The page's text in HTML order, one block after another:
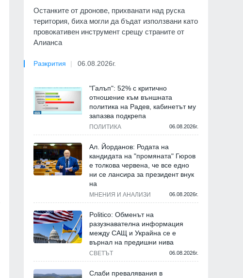
Останките от дронове, прихванати над руска
територия, биха могли да бъдат използвани като
провокативен инструмент срещу страните от
Алианса
Разкрития 06.08.2026г.
"Галъп": 52% с критично
отношение към външната
политика на Радев, кабинетът му
запазва подкрепа
ПОЛИТИКА 06.08.2026г.
Ал. Йорданов: Родата на
кандидата на "промяната" Гюров
е толкова червена, че все едно
ни се лансира за президент внук
на
МНЕНИЯ И АНАЛИЗИ 06.08.2026г.
Politico: Обменът на
разузнавателна информация
между САЩ и Украйна се е
върнал на предишни нива
СВЕТЪТ 06.08.2026г.
Слаби превалявания в